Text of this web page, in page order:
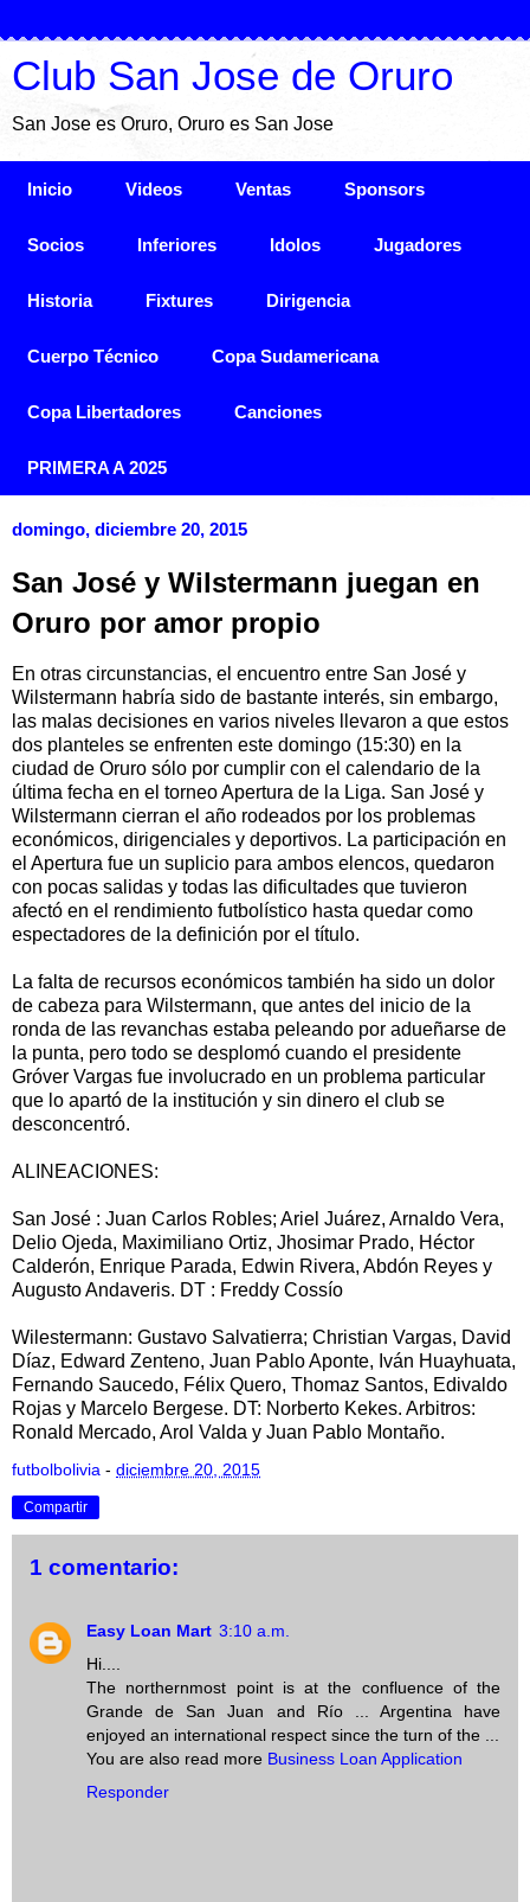
Club San Jose de Oruro
San Jose es Oruro, Oruro es San Jose
Inicio Videos Ventas Sponsors
Socios Inferiores Idolos Jugadores
Historia Fixtures Dirigencia
Cuerpo Técnico Copa Sudamericana
Copa Libertadores Canciones
PRIMERA A 2025
domingo, diciembre 20, 2015
San José y Wilstermann juegan en
Oruro por amor propio
En otras circunstancias, el encuentro entre San José y
Wilstermann habría sido de bastante interés, sin embargo,
las malas decisiones en varios niveles llevaron a que estos
dos planteles se enfrenten este domingo (15:30) en la
ciudad de Oruro sólo por cumplir con el calendario de la
última fecha en el torneo Apertura de la Liga. San José y
Wilstermann cierran el año rodeados por los problemas
económicos, dirigenciales y deportivos. La participación en
el Apertura fue un suplicio para ambos elencos, quedaron
con pocas salidas y todas las dificultades que tuvieron
afectó en el rendimiento futbolístico hasta quedar como
espectadores de la definición por el título.
La falta de recursos económicos también ha sido un dolor
de cabeza para Wilstermann, que antes del inicio de la
ronda de las revanchas estaba peleando por adueñarse de
la punta, pero todo se desplomó cuando el presidente
Gróver Vargas fue involucrado en un problema particular
que lo apartó de la institución y sin dinero el club se
desconcentró.
ALINEACIONES:
San José : Juan Carlos Robles; Ariel Juárez, Arnaldo Vera,
Delio Ojeda, Maximiliano Ortiz, Jhosimar Prado, Héctor
Calderón, Enrique Parada, Edwin Rivera, Abdón Reyes y
Augusto Andaveris. DT : Freddy Cossío
Wilestermann: Gustavo Salvatierra; Christian Vargas, David
Díaz, Edward Zenteno, Juan Pablo Aponte, Iván Huayhuata,
Fernando Saucedo, Félix Quero, Thomaz Santos, Edivaldo
Rojas y Marcelo Bergese. DT: Norberto Kekes. Arbitros:
Ronald Mercado, Arol Valda y Juan Pablo Montaño.
futbolbolivia - diciembre 20, 2015
Compartir
1 comentario:
Easy Loan Mart 3:10 a.m.
Hi....
The northernmost point is at the confluence of the
Grande de San Juan and Río ... Argentina have
enjoyed an international respect since the turn of the ...
You are also read more Business Loan Application
Responder